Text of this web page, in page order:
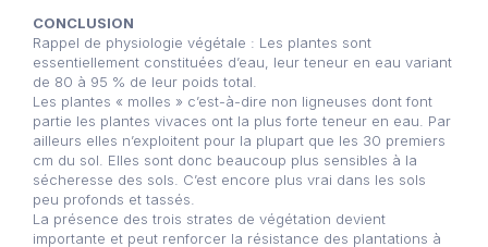
CONCLUSION
Rappel de physiologie végétale : Les plantes sont
essentiellement constituées d’eau, leur teneur en eau variant
de 80 à 95 % de leur poids total.
Les plantes « molles » c’est-à-dire non ligneuses dont font
partie les plantes vivaces ont la plus forte teneur en eau. Par
ailleurs elles n’exploitent pour la plupart que les 30 premiers
cm du sol. Elles sont donc beaucoup plus sensibles à la
sécheresse des sols. C’est encore plus vrai dans les sols
peu profonds et tassés.
La présence des trois strates de végétation devient
importante et peut renforcer la résistance des plantations à